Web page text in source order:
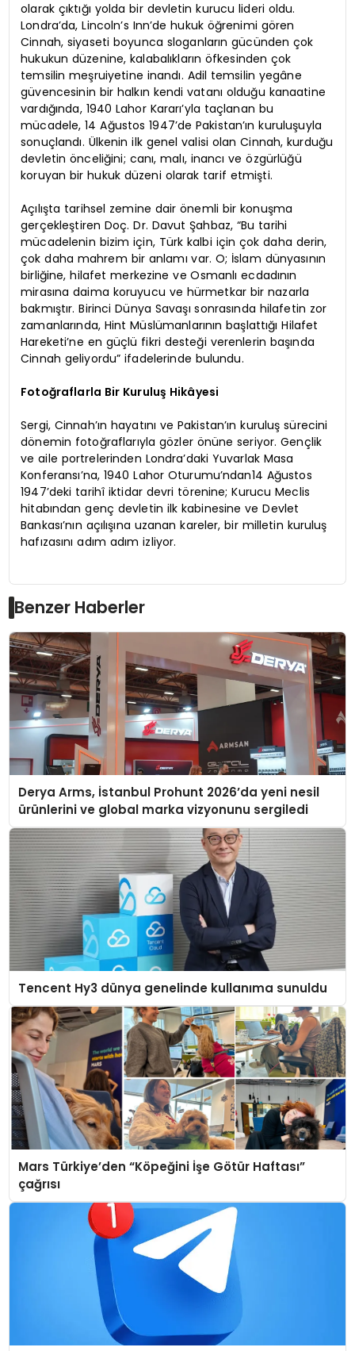
olarak çıktığı yolda bir devletin kurucu lideri oldu.
Londra’da, Lincoln’s Inn’de hukuk öğrenimi gören
Cinnah, siyaseti boyunca sloganların gücünden çok
hukukun düzenine, kalabalıkların öfkesinden çok
temsilin meşruiyetine inandı. Adil temsilin yegâne
güvencesinin bir halkın kendi vatanı olduğu kanaatine
vardığında, 1940 Lahor Kararı’yla taçlanan bu
mücadele, 14 Ağustos 1947’de Pakistan’ın kuruluşuyla
sonuçlandı. Ülkenin ilk genel valisi olan Cinnah, kurduğu
devletin önceliğini; canı, malı, inancı ve özgürlüğü
koruyan bir hukuk düzeni olarak tarif etmişti.
Açılışta tarihsel zemine dair önemli bir konuşma
gerçekleştiren Doç. Dr. Davut Şahbaz, “Bu tarihi
mücadelenin bizim için, Türk kalbi için çok daha derin,
çok daha mahrem bir anlamı var. O; İslam dünyasının
birliğine, hilafet merkezine ve Osmanlı ecdadının
mirasına daima koruyucu ve hürmetkar bir nazarla
bakmıştır. Birinci Dünya Savaşı sonrasında hilafetin zor
zamanlarında, Hint Müslümanlarının başlattığı Hilafet
Hareketi’ne en güçlü fikri desteği verenlerin başında
Cinnah geliyordu” ifadelerinde bulundu.
Fotoğraflarla Bir Kuruluş Hikâyesi
Sergi, Cinnah’ın hayatını ve Pakistan’ın kuruluş sürecini
dönemin fotoğraflarıyla gözler önüne seriyor. Gençlik
ve aile portrelerinden Londra’daki Yuvarlak Masa
Konferansı’na, 1940 Lahor Oturumu’ndan14 Ağustos
1947’deki tarihî iktidar devri törenine; Kurucu Meclis
hitabından genç devletin ilk kabinesine ve Devlet
Bankası’nın açılışına uzanan kareler, bir milletin kuruluş
hafızasını adım adım izliyor.
Benzer Haberler
Derya Arms, İstanbul Prohunt 2026’da yeni nesil
ürünlerini ve global marka vizyonunu sergiledi
Tencent Hy3 dünya genelinde kullanıma sunuldu
Mars Türkiye’den “Köpeğini İşe Götür Haftası”
çağrısı